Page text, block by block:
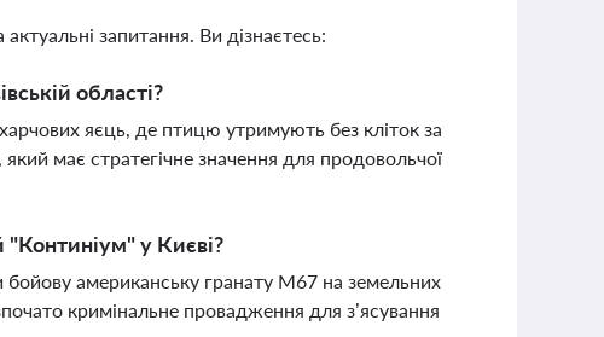
запитання. Ви дізнаєтесь:
області?
яєць, де птицю утримують без кліток за
має стратегічне значення для продовольчої
"Континіум" у Києві?
бойову американську гранату М67 на земельних
кримінальне провадження для з’ясування